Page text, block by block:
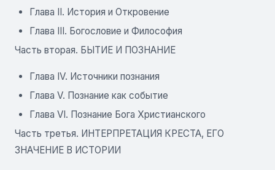
Глава II. История и Откровение
Глава III. Богословие и Философия
Часть вторая. БЫТИЕ И ПОЗНАНИЕ
Глава IV. Источники познания
Глава V. Познание как событие
Глава VI. Познание Бога Христианского
Часть третья. ИНТЕРПРЕТАЦИЯ КРЕСТА, ЕГО
ЗНАЧЕНИЕ В ИСТОРИИ